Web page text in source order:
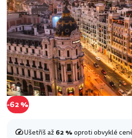
-62 %
Ušetříš až62 %oproti obvyklé